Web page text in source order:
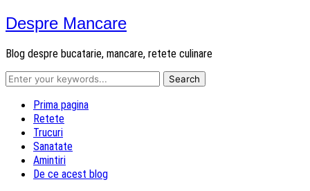
Despre Mancare
Blog despre bucatarie, mancare, retete culinare
Prima pagina
Retete
Trucuri
Sanatate
Amintiri
De ce acest blog